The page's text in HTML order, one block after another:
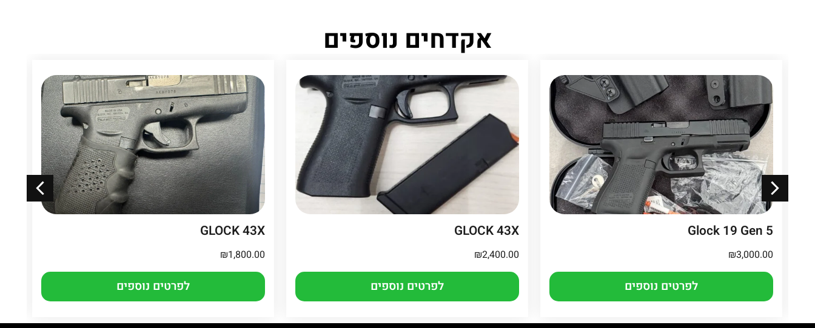
אקדחים נוספים
Glock 19 Gen 5
₪3,000.00
לפרטים נוספים
GLOCK 43X
₪2,400.00
לפרטים נוספים
GLOCK 43X
₪1,800.00
לפרטים נוספים